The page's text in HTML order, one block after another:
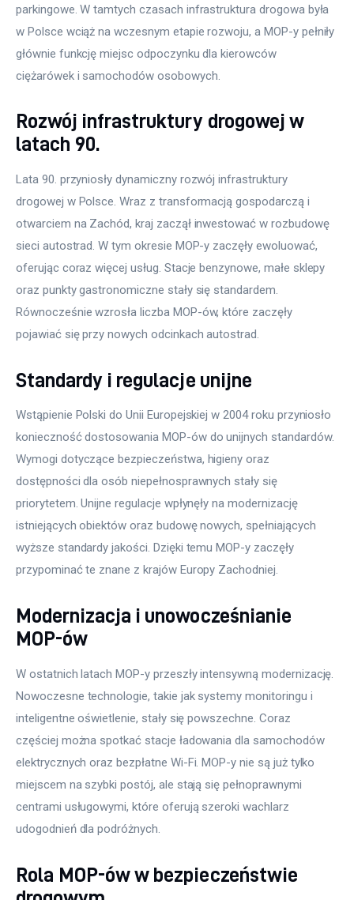
parkingowe. W tamtych czasach infrastruktura drogowa była
w Polsce wciąż na wczesnym etapie rozwoju, a MOP-y pełniły
głównie funkcję miejsc odpoczynku dla kierowców
ciężarówek i samochodów osobowych.
Rozwój infrastruktury drogowej w
latach 90.
Lata 90. przyniosły dynamiczny rozwój infrastruktury
drogowej w Polsce. Wraz z transformacją gospodarczą i
otwarciem na Zachód, kraj zaczął inwestować w rozbudowę
sieci autostrad. W tym okresie MOP-y zaczęły ewoluować,
oferując coraz więcej usług. Stacje benzynowe, małe sklepy
oraz punkty gastronomiczne stały się standardem.
Równocześnie wzrosła liczba MOP-ów, które zaczęły
pojawiać się przy nowych odcinkach autostrad.
Standardy i regulacje unijne
Wstąpienie Polski do Unii Europejskiej w 2004 roku przyniosło
konieczność dostosowania MOP-ów do unijnych standardów.
Wymogi dotyczące bezpieczeństwa, higieny oraz
dostępności dla osób niepełnosprawnych stały się
priorytetem. Unijne regulacje wpłynęły na modernizację
istniejących obiektów oraz budowę nowych, spełniających
wyższe standardy jakości. Dzięki temu MOP-y zaczęły
przypominać te znane z krajów Europy Zachodniej.
Modernizacja i unowocześnianie
MOP-ów
W ostatnich latach MOP-y przeszły intensywną modernizację.
Nowoczesne technologie, takie jak systemy monitoringu i
inteligentne oświetlenie, stały się powszechne. Coraz
częściej można spotkać stacje ładowania dla samochodów
elektrycznych oraz bezpłatne Wi-Fi. MOP-y nie są już tylko
miejscem na szybki postój, ale stają się pełnoprawnymi
centrami usługowymi, które oferują szeroki wachlarz
udogodnień dla podróżnych.
Rola MOP-ów w bezpieczeństwie